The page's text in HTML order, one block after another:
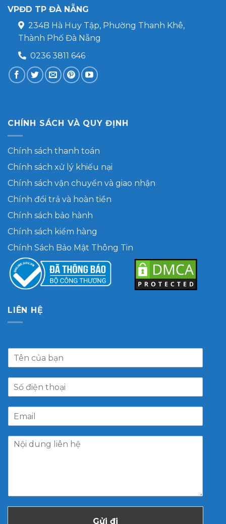
VPĐD TP ĐÀ NẴNG
234B Hà Huy Tập, Phường Thanh Khê,
Thành Phố Đà Nẵng
0236 3811 646
CHÍNH SÁCH VÀ QUY ĐỊNH
Chính sách thanh toán
Chính sách xử lý khiếu nại
Chính sách vận chuyển và giao nhận
Chính đổi trả và hoàn tiền
Chính sách bảo hành
Chính sách kiểm hàng
Chính Sách Bảo Mật Thông Tin
LIÊN HỆ
Gửi đi